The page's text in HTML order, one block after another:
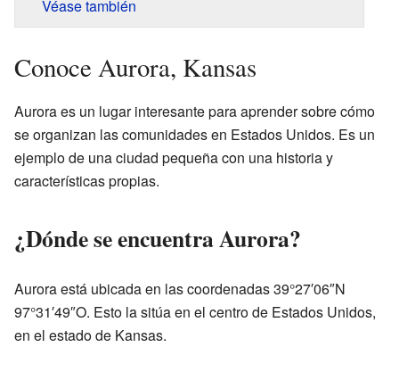
Véase también
Conoce Aurora, Kansas
Aurora es un lugar interesante para aprender sobre cómo
se organizan las comunidades en Estados Unidos. Es un
ejemplo de una ciudad pequeña con una historia y
características propias.
¿Dónde se encuentra Aurora?
Aurora está ubicada en las coordenadas 39°27′06″N
97°31′49″O. Esto la sitúa en el centro de Estados Unidos,
en el estado de Kansas.